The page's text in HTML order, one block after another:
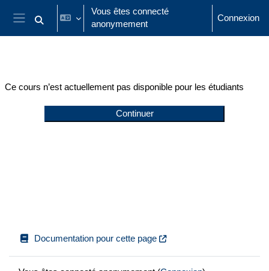
Passer au contenu principal
Panneau latéral
Activer/désactiver la saisie de recherche
Vous êtes connecté
anonymement
Connexion
Ce cours n’est actuellement pas disponible pour les étudiants
Continuer
Documentation pour cette page